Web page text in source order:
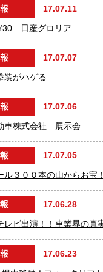
17.07.11
日産グロリア
17.07.07
装がハゲる
17.07.06
車株式会社 展示会
17.07.05
ル３００本の山からお宝
17.06.28
レビ出演！！車業界の真
17.06.23